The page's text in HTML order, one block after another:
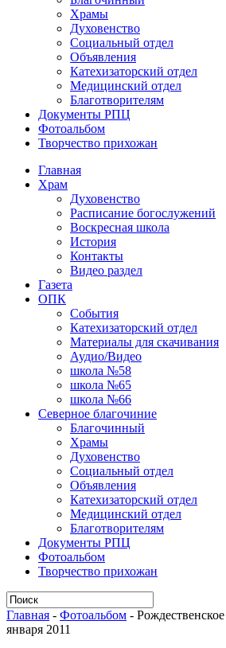
Храмы
Духовенство
Социальный отдел
Объявления
Катехизаторский отдел
Медицинский отдел
Благотворителям
Документы РПЦ
Фотоальбом
Творчество прихожан
Главная
Храм
Духовенство
Расписание богослужений
Воскресная школа
История
Контакты
Видео раздел
Газета
ОПК
События
Катехизаторский отдел
Материалы для скачивания
Аудио/Видео
школа №58
школа №65
школа №66
Северное благочиние
Благочинный
Храмы
Духовенство
Социальный отдел
Объявления
Катехизаторский отдел
Медицинский отдел
Благотворителям
Документы РПЦ
Фотоальбом
Творчество прихожан
Главная - Фотоальбом -
января 2011